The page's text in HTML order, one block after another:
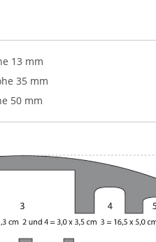
13 mm
35 mm
50 mm